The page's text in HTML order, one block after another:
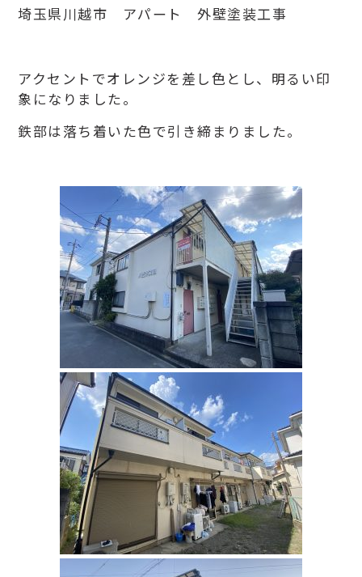
埼玉県川越市 アパート 外壁塗装工事
アクセントでオレンジを差し色とし、明るい印
象になりました。
鉄部は落ち着いた色で引き締まりました。